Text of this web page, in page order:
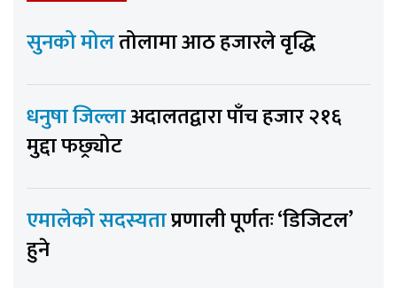
सुनको मोलतोलामा आठ हजारले वृद्धि
धनुषा जिल्लाअदालतद्वारा पाँच हजार २१६
मुद्दा फछ्र्योट
एमालेको सदस्यताप्रणाली पूर्णतः ‘डिजिटल’
हुने